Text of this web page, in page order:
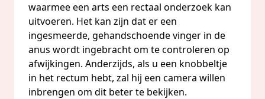
waarmee een arts een rectaal onderzoek kan
uitvoeren. Het kan zijn dat er een
ingesmeerde, gehandschoende vinger in de
anus wordt ingebracht om te controleren op
afwijkingen. Anderzijds, als u een knobbeltje
in het rectum hebt, zal hij een camera willen
inbrengen om dit beter te bekijken.